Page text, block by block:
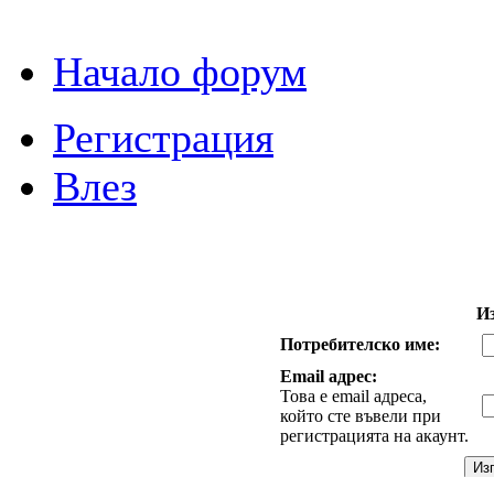
Начало форум
Регистрация
Влез
Потребителско име:
Email адрес:
Това е email адреса,
който сте въвели при
регистрацията на акаунт.